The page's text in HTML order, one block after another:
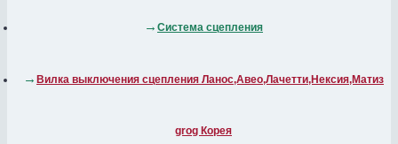
Система сцепления
Вилка выключения сцепления Ланос,Авео,Лачетти,Нексия,Матиз
grog Корея